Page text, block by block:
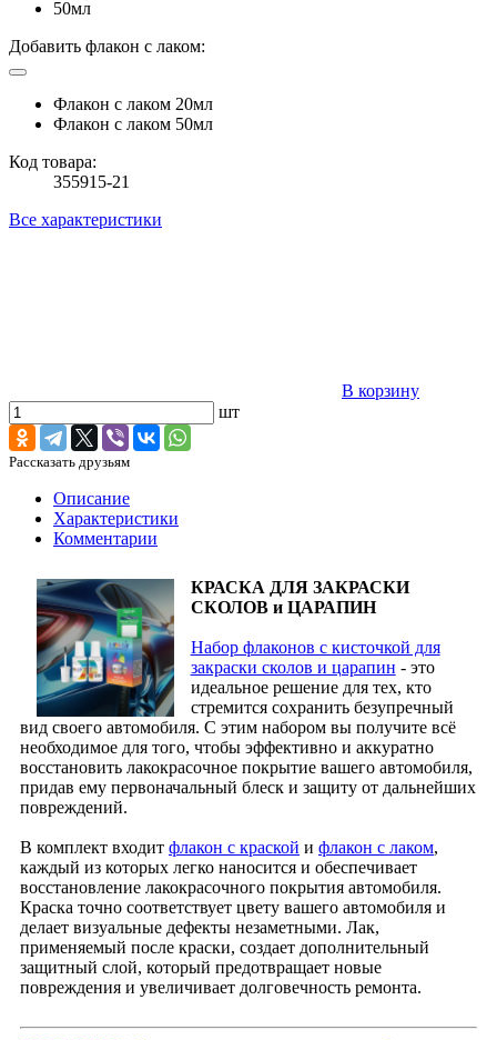
50мл
Добавить флакон с лаком:
Флакон с лаком 20мл
Флакон с лаком 50мл
Код товара:
355915-21
Все характеристики
В корзину
шт
Рассказать друзьям
Описание
Характеристики
Комментарии
КРАСКА ДЛЯ ЗАКРАСКИ
СКОЛОВ и ЦАРАПИН
Набор флаконов с кисточкой для
закраски сколов и царапин - это
идеальное решение для тех, кто
стремится сохранить безупречный
вид своего автомобиля. С этим набором вы получите всё
необходимое для того, чтобы эффективно и аккуратно
восстановить лакокрасочное покрытие вашего автомобиля,
придав ему первоначальный блеск и защиту от дальнейших
повреждений.
В комплект входит флакон с краской и флакон с лаком,
каждый из которых легко наносится и обеспечивает
восстановление лакокрасочного покрытия автомобиля.
Краска точно соответствует цвету вашего автомобиля и
делает визуальные дефекты незаметными. Лак,
применяемый после краски, создает дополнительный
защитный слой, который предотвращает новые
повреждения и увеличивает долговечность ремонта.